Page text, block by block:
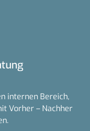
internen Bereich,
Vorher – Nachher